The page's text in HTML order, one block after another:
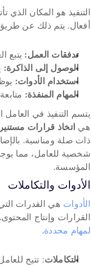
أفعال. يتم ذلك عن
تدفقات العمل: يتبع
الوصول إلى الذاكرة:
استخدام الأدوات:
المهام المنفذة:
هي اتخاذ قرارات
ذات صلة ومناسبة.
المؤسسة.
الأدوات والتكاملات
الأدوات
القرارات وإنتاج
لمهام محددة.
التكاملات: تتيح